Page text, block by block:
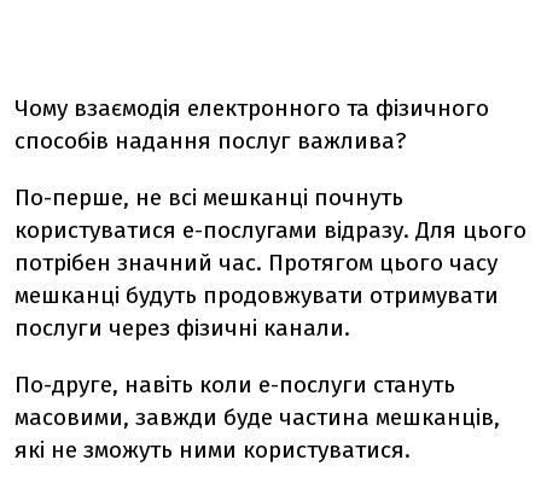
Чому взаємодія електронного та фізичного
способів надання послуг важлива?
По-перше, не всі мешканці почнуть
користуватися е-послугами відразу. Для цього
потрібен значний час. Протягом цього часу
мешканці будуть продовжувати отримувати
послуги через фізичні канали.
По-друге, навіть коли е-послуги стануть
масовими, завжди буде частина мешканців,
які не зможуть ними користуватися.